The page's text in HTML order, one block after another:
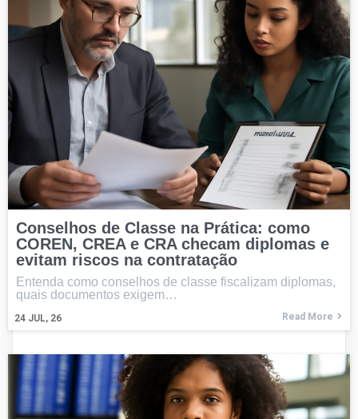
Conselhos de Classe na Prática: como
COREN, CREA e CRA checam diplomas e
evitam riscos na contratação
24 JUL, 26
Entenda como conselhos de classe fiscalizam diplomas,
quais documentos exigem…
Read More